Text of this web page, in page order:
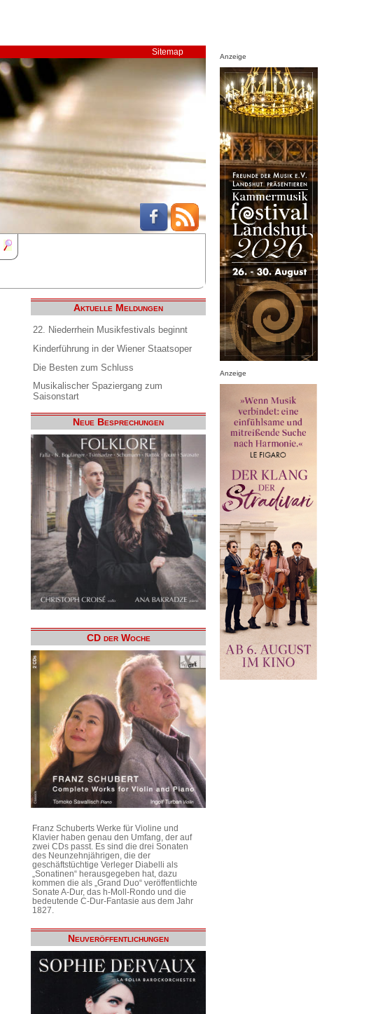
Sitemap
Aktuelle Meldungen
22. Niederrhein Musikfestivals beginnt
Kinderführung in der Wiener Staatsoper
Die Besten zum Schluss
Musikalischer Spaziergang zum
Saisonstart
Neue Besprechungen
CD der Woche
Franz Schuberts Werke für Violine und
Klavier haben genau den Umfang, der auf
zwei CDs passt. Es sind die drei Sonaten
des Neunzehnjährigen, die der
geschäftstüchtige Verleger Diabelli als
„Sonatinen“ herausgegeben hat, dazu
kommen die als „Grand Duo“ veröffentlichte
Sonate A-Dur, das h-Moll-Rondo und die
bedeutende C-Dur-Fantasie aus dem Jahr
1827.
Neuveröffentlichungen
Anzeige
Anzeige